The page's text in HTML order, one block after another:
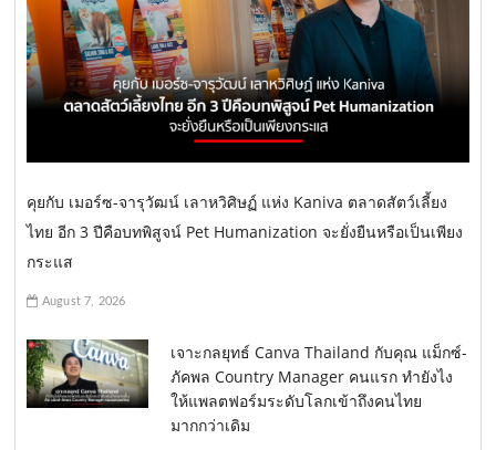
คุยกับ เมอร์ซ-จารุวัฒน์ เลาหวิศิษฏ์ แห่ง Kaniva ตลาดสัตว์เลี้ยง
ไทย อีก 3 ปีคือบทพิสูจน์ Pet Humanization จะยั่งยืนหรือเป็นเพียง
กระแส
August 7, 2026
เจาะกลยุทธ์ Canva Thailand กับคุณ แม็กซ์-
ภัคพล Country Manager คนแรก ทำยังไง
ให้แพลตฟอร์มระดับโลกเข้าถึงคนไทย
มากกว่าเดิม